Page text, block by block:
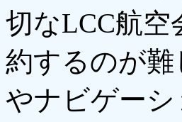
切なLCC航
約するのが
やナビゲー